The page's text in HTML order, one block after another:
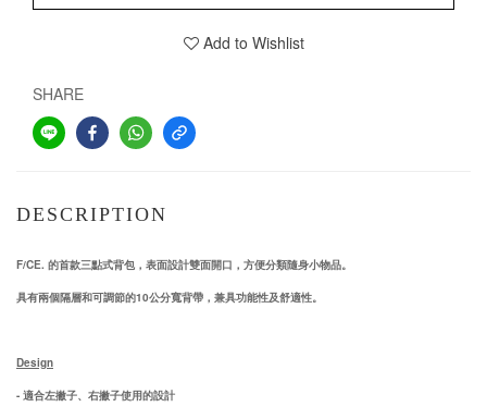
Add to Wishlist
SHARE
DESCRIPTION
F/CE. 的首款三點式背包，表面設計雙面開口，方便分類隨身小物品。
具有兩個隔層和可調節的10公分寬背帶，兼具功能性及舒適性。
Design
- 適合左撇子、右撇子使用的設計